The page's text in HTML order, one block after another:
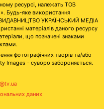
ресурсі, належать ТОВ
яке використання
УКРАЇНСЬКИЙ МЕДІА
матеріалів даного ресурсу
що позначені знаками
фотографічних творів та/або
Images - суворо забороняється.
даних